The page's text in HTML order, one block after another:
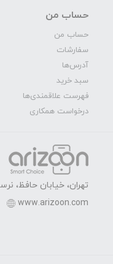
حساب من
حساب من
سفارشات
آدرس‌ها
سبد خرید
فهرست علاقمندی‌ها
درخواست همکاری
تهران، خیابان حافظ،
www.arizoon.com